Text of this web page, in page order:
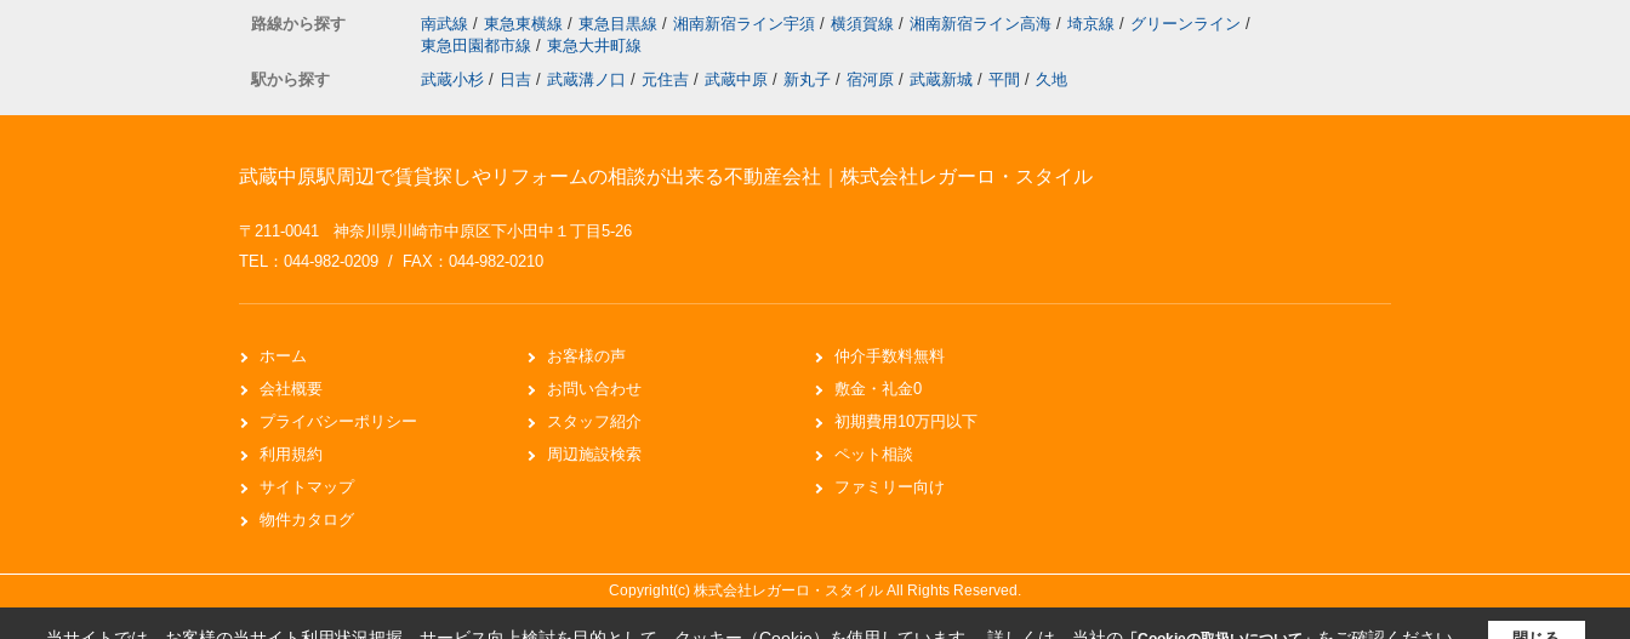
路線から探す
南武線 / 東急東横線 / 東急目黒線 / 湘南新宿ライン宇須 / 横須賀線 / 湘南新宿ライン高海 / 埼京線 / グリーンライン /
東急田園都市線 / 東急大井町線
駅から探す
武蔵小杉 / 日吉 / 武蔵溝ノ口 / 元住吉 / 武蔵中原 / 新丸子 / 宿河原 / 武蔵新城 / 平間 / 久地
武蔵中原駅周辺で賃貸探しやリフォームの相談が出来る不動産会社｜株式会社レガーロ・スタイル
〒211-0041 神奈川県川崎市中原区下小田中１丁目5-26
TEL：044-982-0209 / FAX：044-982-0210
ホーム
会社概要
プライバシーポリシー
利用規約
サイトマップ
物件カタログ
お客様の声
お問い合わせ
スタッフ紹介
周辺施設検索
仲介手数料無料
敷金・礼金0
初期費用10万円以下
ペット相談
ファミリー向け
Copyright(c) 株式会社レガーロ・スタイル All Rights Reserved.